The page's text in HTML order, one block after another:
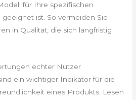
für Ihre spezifischen
ist. So vermeiden Sie
in Qualität, die sich langfristig
echter Nutzer
ein wichtiger Indikator für die
eines Produkts. Lesen